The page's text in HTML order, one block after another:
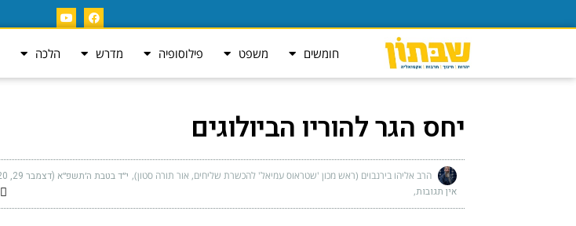
חומשים משפט פילוסופיה מדרש הלכה
יחס הגר להוריו הביולוגים
הרב אליהו בירנבוים (ראש מכון 'שטראוס עמיאל' להכשרת שליחים, אור תורה סטון) י״ד בטבת ה׳תשפ״א (דצמבר 29, 2020)
אין תגובות